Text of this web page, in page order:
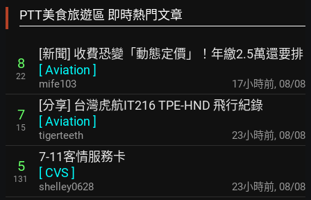
PTT美食旅遊區 即時熱門文章
8
22
[新聞] 收費恐變「動態定價」！年繳2.5萬還要排
[Aviation ]
mife103 17小時前, 08/08
7
15
[分享] 台灣虎航IT216 TPE-HND 飛行紀錄
[Aviation ]
tigerteeth 23小時前, 08/08
5
131
7-11客情服務卡
[ CVS ]
shelley0628 23小時前, 08/08